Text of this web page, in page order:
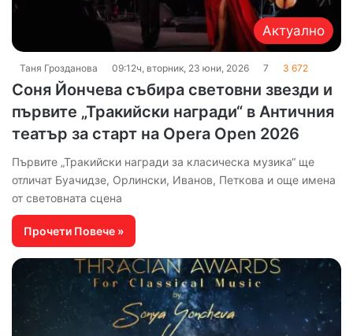
Актуално
Таня Грозданова 09:12ч, вторник, 23 юни, 2026 7 3 672
Соня Йончева събира световни звезди и
първите „Тракийски награди“ в Античния
театър за старт на Opera Open 2026
Първите „Тракийски награди за класическа музика“ ще
отличат Буачидзе, Орлински, Иванов, Петкова и още имена
от световната сцена
Прочети Повече »